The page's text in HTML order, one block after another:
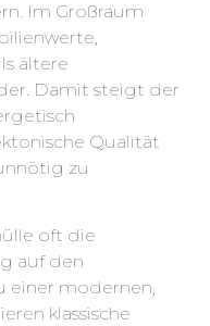
Im Großraum
ältere
Damit steigt der
Qualität
zu
oft die
auf den
einer modernen,
klassische